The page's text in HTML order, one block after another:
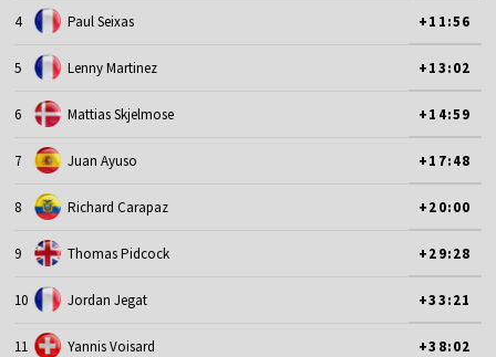
4 Paul Seixas +11:56
5 Lenny Martinez +13:02
6 Mattias Skjelmose +14:59
7 Juan Ayuso +17:48
8 Richard Carapaz +20:00
9 Thomas Pidcock +29:28
10 Jordan Jegat +33:21
11 Yannis Voisard +38:02